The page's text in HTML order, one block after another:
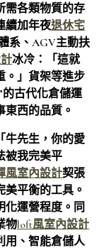
需各類物質的存
續加年夜退休宅
系、AGV主動扶
冰冷：「這就
。」貨架等進步
的古代化倉儲運
西的品質。
牛先生，你的愛
被我完美平
風室內設計契張
平衡的工具。
化運營程度。同
物loft風室內設計
用、智能倉儲人